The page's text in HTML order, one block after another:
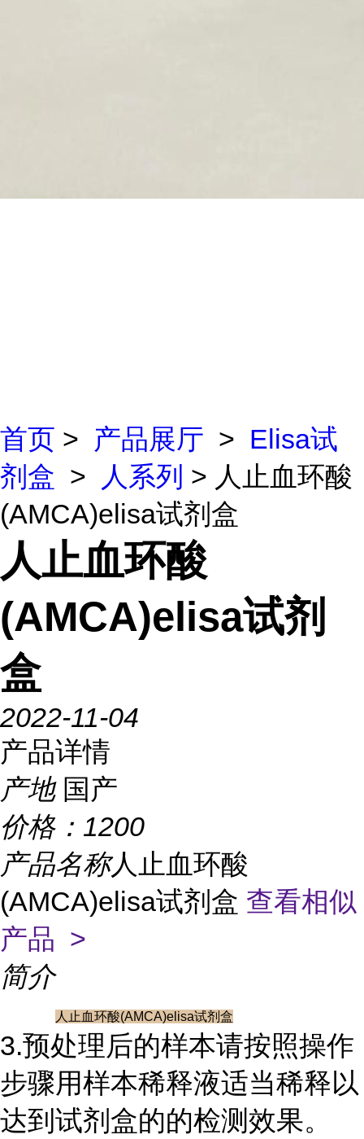
首页 > 产品展厅 > Elisa试
剂盒 > 人系列 > 人止血环酸
(AMCA)elisa试剂盒
人止血环酸
(AMCA)elisa试剂
盒
2022-11-04
产品详情
产地 国产
价格： 1200
产品名称人止血环酸
(AMCA)elisa试剂盒 查看相似
产品 >
简介
人止血环酸(AMCA)elisa试剂盒
3.预处理后的样本请按照操作
步骤用样本稀释液适当稀释以
达到试剂盒的的检测效果。